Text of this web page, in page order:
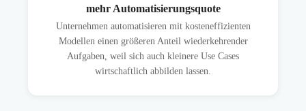
mehr Automatisierungsquote
Unternehmen automatisieren mit kosteneffizienten
Modellen einen größeren Anteil wiederkehrender
Aufgaben, weil sich auch kleinere Use Cases
wirtschaftlich abbilden lassen.